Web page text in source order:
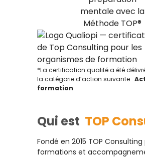
*La certification qualité a été
la catégorie d’action suivante :
formation
Qui est TOP
Fondé en 2015 TOP
formations et